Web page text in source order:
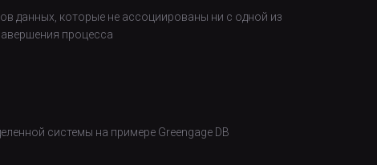
данных, которые не ассоциированы ни с одной из
процесса
системы на примере Greengage DB